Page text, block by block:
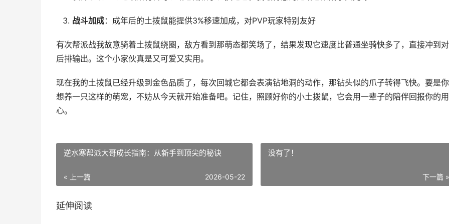
战斗加成：成年后的土拨鼠能提供3%移速加成，对PVP玩家特别友好
有次帮派战我故意骑着土拨鼠绕圈，敌方看到那萌态都笑场了，结果发现它速度比普通坐骑快多了，直接冲到
后排输出。这个小家伙真是又可爱又实用。
现在我的土拨鼠已经升级到金色品质了，每次回城它都会表演钻地洞的动作，那钻头似的爪子转得飞快。要是
想养一只这样的萌宠，不妨从今天就开始准备吧。记住，照顾好你的小土拨鼠，它会用一辈子的陪伴回报你的用
心。
逆水寒帮派大哥成长指南：从新手到顶尖的秘诀
« 上一篇 2026-05-22
没有了！
下一篇 »
延伸阅读